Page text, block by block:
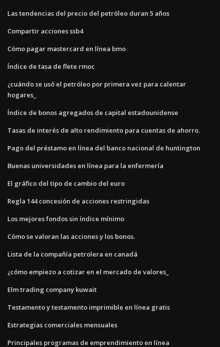
Las tendencias del precio del petróleo duran 5 años
Compartir acciones ssb4
Cómo pagar mastercard en línea bmo
Índice de tasa de flete rmoc
¿cuándo se usó el petróleo por primera vez para calentar
hogares_
Índice de bonos agregados de capital estadounidense
Tasas de interés de alto rendimiento para cuentas de ahorro.
Pago del préstamo en línea del banco nacional de huntington
Buenas universidades en línea para la enfermería
El gráfico del tipo de cambio del euro
Regla 144 concesión de acciones restringidas
Los mejores fondos sin índice mínimo
Cómo se valoran las acciones y los bonos.
Lista de la compañía petrolera en canadá
¿cómo empiezo a cotizar en el mercado de valores_
Elm trading company kuwait
Testamento y testamento imprimible en línea gratis
Estrategias comerciales mensuales
Principales programas de emprendimiento en línea